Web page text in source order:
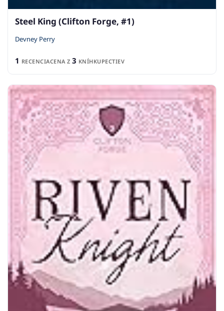
Steel King (Clifton Forge, #1)
Devney Perry
1 RECENCIACENA Z 3 KNÍHKUPECTIEV